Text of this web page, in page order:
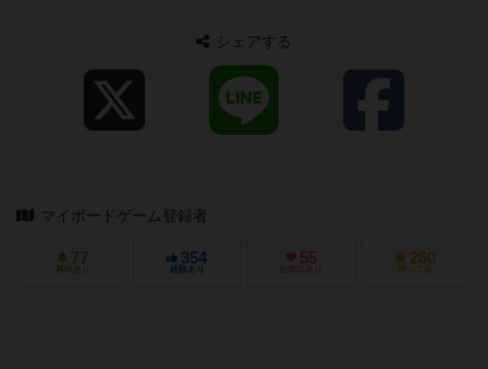
シェアする
マイボードゲーム登録者
77
興味あり
354
経験あり
55
お気に入り
260
持ってる